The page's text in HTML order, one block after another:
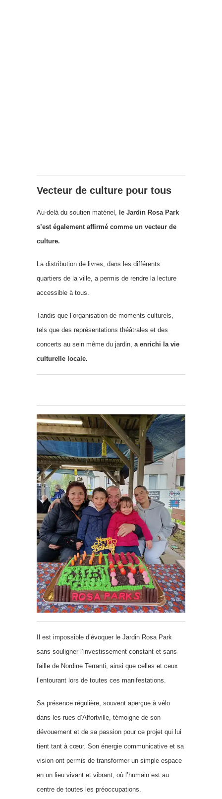
Vecteur de culture pour tous
Au-delà du soutien matériel, le Jardin Rosa Park
s’est également affirmé comme un vecteur de
culture.
La distribution de livres, dans les différents
quartiers de la ville, a permis de rendre la lecture
accessible à tous.
Tandis que l’organisation de moments culturels,
tels que des représentations théâtrales et des
concerts au sein même du jardin, a enrichi la vie
culturelle locale.
Il est impossible d’évoquer le Jardin Rosa Park
sans souligner l’investissement constant et sans
faille de Nordine Terranti, ainsi que celles et ceux
l’entourant lors de toutes ces manifestations.
Sa présence régulière, souvent aperçue à vélo
dans les rues d’Alfortville, témoigne de son
dévouement et de sa passion pour ce projet qui lui
tient tant à cœur. Son énergie communicative et sa
vision ont permis de transformer un simple espace
en un lieu vivant et vibrant, où l’humain est au
centre de toutes les préoccupations.